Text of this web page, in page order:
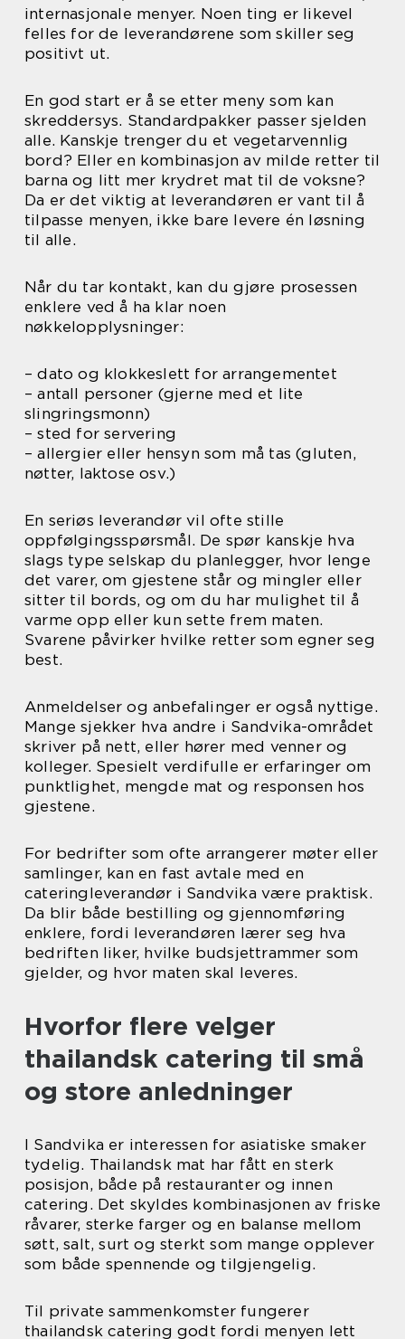
internasjonale menyer. Noen ting er likevel
felles for de leverandørene som skiller seg
positivt ut.
En god start er å se etter meny som kan
skreddersys. Standardpakker passer sjelden
alle. Kanskje trenger du et vegetarvennlig
bord? Eller en kombinasjon av milde retter til
barna og litt mer krydret mat til de voksne?
Da er det viktig at leverandøren er vant til å
tilpasse menyen, ikke bare levere én løsning
til alle.
Når du tar kontakt, kan du gjøre prosessen
enklere ved å ha klar noen
nøkkelopplysninger:
– dato og klokkeslett for arrangementet
– antall personer (gjerne med et lite
slingringsmonn)
– sted for servering
– allergier eller hensyn som må tas (gluten,
nøtter, laktose osv.)
En seriøs leverandør vil ofte stille
oppfølgingsspørsmål. De spør kanskje hva
slags type selskap du planlegger, hvor lenge
det varer, om gjestene står og mingler eller
sitter til bords, og om du har mulighet til å
varme opp eller kun sette frem maten.
Svarene påvirker hvilke retter som egner seg
best.
Anmeldelser og anbefalinger er også nyttige.
Mange sjekker hva andre i Sandvika-området
skriver på nett, eller hører med venner og
kolleger. Spesielt verdifulle er erfaringer om
punktlighet, mengde mat og responsen hos
gjestene.
For bedrifter som ofte arrangerer møter eller
samlinger, kan en fast avtale med en
cateringleverandør i Sandvika være praktisk.
Da blir både bestilling og gjennomføring
enklere, fordi leverandøren lærer seg hva
bedriften liker, hvilke budsjettrammer som
gjelder, og hvor maten skal leveres.
Hvorfor flere velger
thailandsk catering til små
og store anledninger
I Sandvika er interessen for asiatiske smaker
tydelig. Thailandsk mat har fått en sterk
posisjon, både på restauranter og innen
catering. Det skyldes kombinasjonen av friske
råvarer, sterke farger og en balanse mellom
søtt, salt, surt og sterkt som mange opplever
som både spennende og tilgjengelig.
Til private sammenkomster fungerer
thailandsk catering godt fordi menyen lett